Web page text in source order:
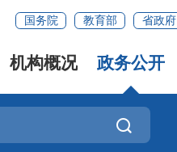
国务院 教育部 省政府
机构概况 政务公开